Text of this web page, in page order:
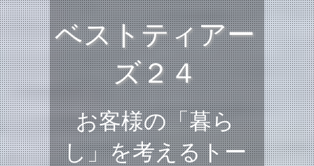
ベストティアー
ズ２４
お客様の「暮ら
し」を考えるトー